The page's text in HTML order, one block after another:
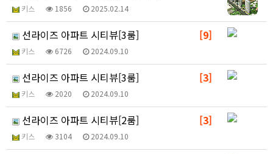
키스 1856 2025.02.14
[9]
선라이즈 아파트 시티뷰[3룸]
키스 6726 2024.09.10
[3]
선라이즈 아파트 시티뷰[3룸]
키스 2020 2024.09.10
[3]
선라이즈 아파트 시티뷰[2룸]
키스 3104 2024.09.10